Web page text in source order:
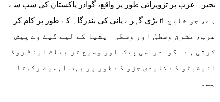
بحیرہ عرب پر تزویراتی طور پر واقع، گوادر پاکستان کی سب سے
بڑی گہرے پانی کی بندرگاہ کے طور پر کام کر ti ہے، جو خلیج
عرب، مشرق وسطیٰ اور وسطی ایشیا کے لیے گیٹ وے پیش
کرتی ہے۔ گوادر سی پیک اور وسیع تر بیلٹ اینڈ روڈ
انیشیٹو کے کلیدی جزو کے طور پر بہت اہمیت رکھتا
ہے۔